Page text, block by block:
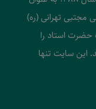
مجتبی تهرانی (ره)
حضرت استاد را
این سایت تنها